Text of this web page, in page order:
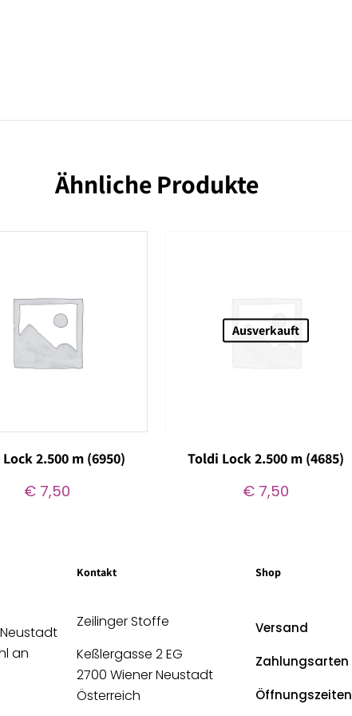
Ähnliche Produkte
2.500 m (6950)
€7,50
Ausverkauft
Toldi Lock 2.500 m (4685)
€7,50
an
Kontakt
Zeilinger Stoffe
Keßlergasse 2 EG
2700 Wiener Neustadt
Österreich
Shop
Versand
Zahlungsarten
Öffnungszeiten